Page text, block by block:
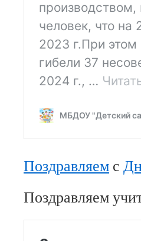
Поздравляем с
Поздравляем